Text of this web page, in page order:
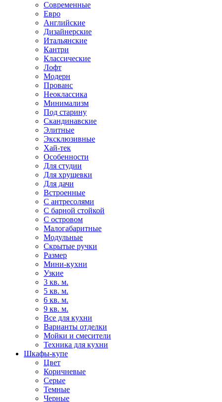
Современные
Евро
Английские
Дизайнерские
Итальянские
Кантри
Классические
Лофт
Модерн
Прованс
Неоклассика
Минимализм
Под старину
Скандинавские
Элитные
Эксклюзивные
Хай-тек
Особенности
Для студии
Для хрущевки
Для дачи
Встроенные
С антресолями
С барной стойкой
С островом
Малогабаритные
Модульные
Скрытые ручки
Размер
Мини-кухни
Узкие
3 кв. м.
5 кв. м.
6 кв. м.
9 кв. м.
Все для кухни
Варианты отделки
Мойки и смесители
Техника для кухни
Шкафы-купе
Цвет
Коричневые
Серые
Темные
Черные